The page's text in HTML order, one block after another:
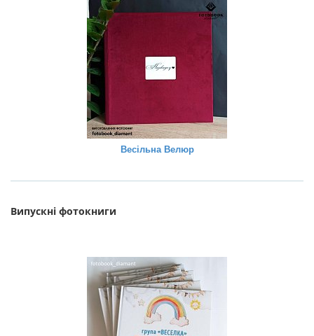
Весільна Велюр
Випускні фотокниги